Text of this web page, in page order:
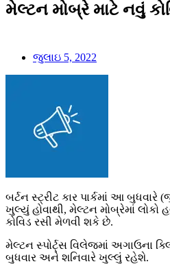
મેલ્ટન મોબ્રે માટે નવું
જુલાઇ 5, 2022
બર્ટન સ્ટ્રીટ કાર પાર્કમાં આ
ખુલ્યું હોવાથી, મેલ્ટન મોબ્રેમાં લોકો
કોવિડ રસી મેળવી શકે છે.
મેલ્ટન સ્પોર્ટ્સ વિલેજમાં અગાઉના
બુધવાર અને શનિવારે ખુલ્લું રહેશે.